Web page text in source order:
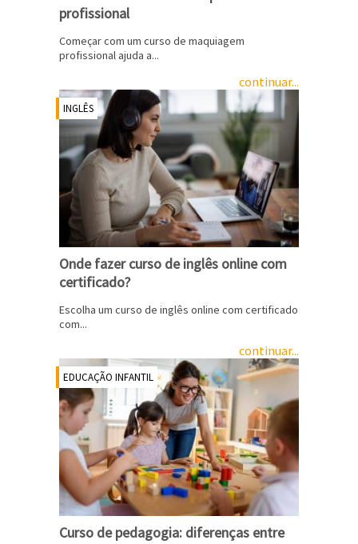
profissional
Começar com um curso de maquiagem
profissional ajuda a...
continuar...
INGLÊS
Onde fazer curso de inglês online com
certificado?
Escolha um curso de inglês online com certificado
com...
continuar...
EDUCAÇÃO INFANTIL
Curso de pedagogia: diferenças entre